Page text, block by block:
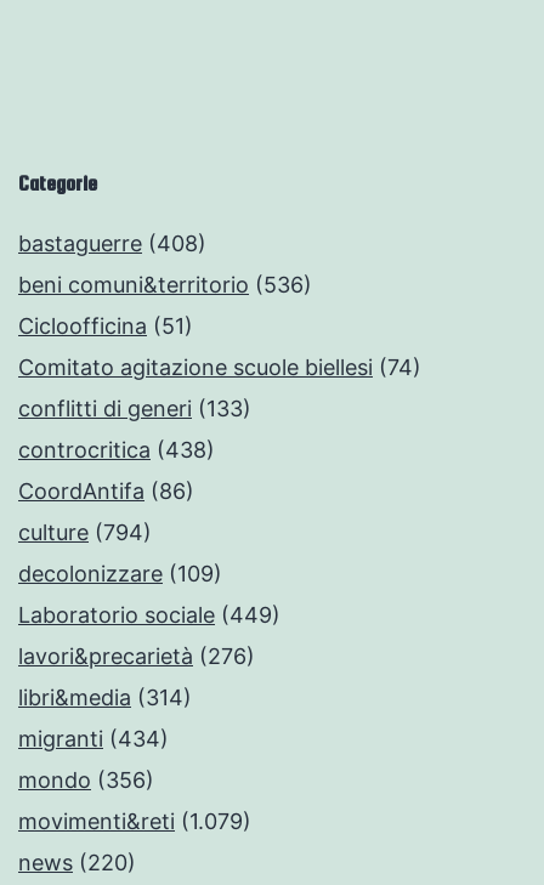
Categorie
bastaguerre (408)
beni comuni&territorio (536)
Cicloofficina (51)
Comitato agitazione scuole biellesi (74)
conflitti di generi (133)
controcritica (438)
CoordAntifa (86)
culture (794)
decolonizzare (109)
Laboratorio sociale (449)
lavori&precarietà (276)
libri&media (314)
migranti (434)
mondo (356)
movimenti&reti (1.079)
news (220)